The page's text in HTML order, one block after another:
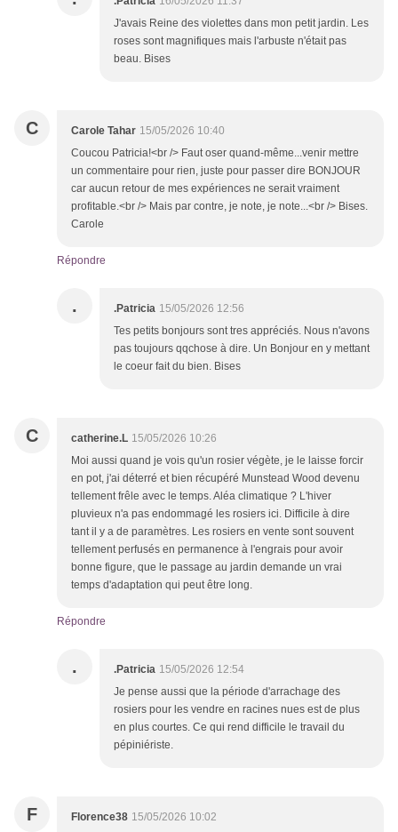
J'avais Reine des violettes dans mon petit jardin. Les
roses sont magnifiques mais l'arbuste n'était pas
beau. Bises
C Carole Tahar 15/05/2026 10:40
Coucou Patricia!<br /> Faut oser quand-même...venir mettre
un commentaire pour rien, juste pour passer dire BONJOUR
car aucun retour de mes expériences ne serait vraiment
profitable.<br /> Mais par contre, je note, je note...<br /> Bises.
Carole
Répondre
. .Patricia 15/05/2026 12:56
Tes petits bonjours sont tres appréciés. Nous n'avons
pas toujours qqchose à dire. Un Bonjour en y mettant
le coeur fait du bien. Bises
C catherine.L 15/05/2026 10:26
Moi aussi quand je vois qu'un rosier végète, je le laisse forcir
en pot, j'ai déterré et bien récupéré Munstead Wood devenu
tellement frêle avec le temps. Aléa climatique ? L'hiver
pluvieux n'a pas endommagé les rosiers ici. Difficile à dire
tant il y a de paramètres. Les rosiers en vente sont souvent
tellement perfusés en permanence à l'engrais pour avoir
bonne figure, que le passage au jardin demande un vrai
temps d'adaptation qui peut être long.
Répondre
. .Patricia 15/05/2026 12:54
Je pense aussi que la période d'arrachage des
rosiers pour les vendre en racines nues est de plus
en plus courtes. Ce qui rend difficile le travail du
pépiniériste.
F Florence38 15/05/2026 10:02